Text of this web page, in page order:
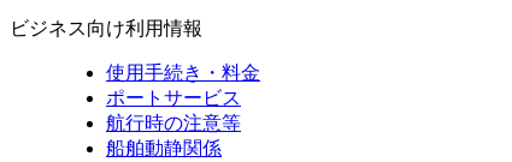
ビジネス向け利用情報
使用手続き・料金
ポートサービス
航行時の注意等
船舶動静関係